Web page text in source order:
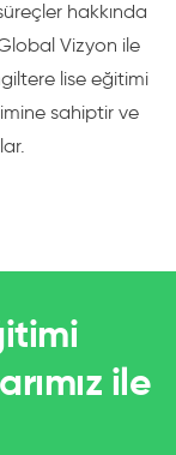
ve diğer
Kayıt, sosyal
Hizmetler
öğrenciye çok
için
hakkında
Vizyon ile
lise eğitimi
sahiptir ve
ile